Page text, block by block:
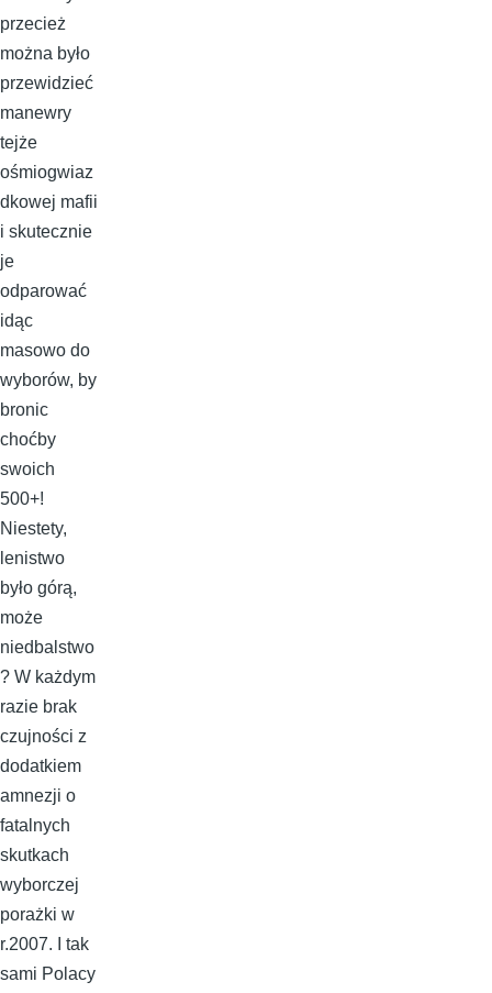
przecież
można było
przewidzieć
manewry
tejże
ośmiogwiaz
dkowej mafii
i skutecznie
je
odparować
idąc
masowo do
wyborów, by
bronic
choćby
swoich
500+!
Niestety,
lenistwo
było górą,
może
niedbalstwo
? W każdym
razie brak
czujności z
dodatkiem
amnezji o
fatalnych
skutkach
wyborczej
porażki w
r.2007. I tak
sami Polacy